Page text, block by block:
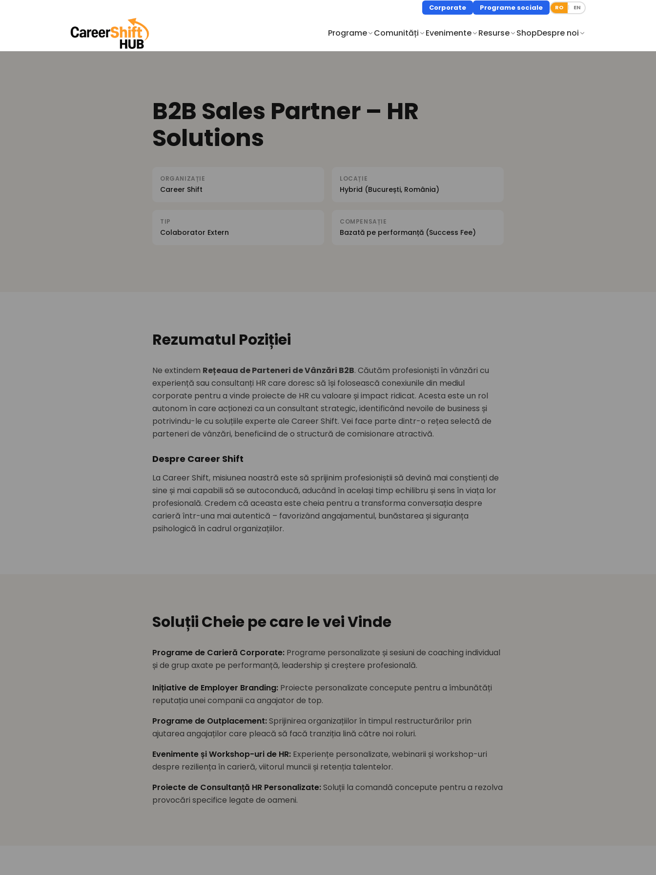
Corporate Programe sociale RO | EN
Programe Comunități Evenimente Resurse ShopDespre noi
B2B Sales Partner – HR
Solutions
ORGANIZAȚIE
Career Shift
LOCAȚIE
Hybrid (București, România)
TIP
Colaborator Extern
COMPENSAȚIE
Bazată pe performanță (Success Fee)
Rezumatul Poziției
Ne extindem Rețeaua de Parteneri de Vânzări B2B. Căutăm profesioniști în vânzări cu
experiență sau consultanți HR care doresc să își folosească conexiunile din mediul
corporate pentru a vinde proiecte de HR cu valoare și impact ridicat. Acesta este un rol
autonom în care acționezi ca un consultant strategic, identificând nevoile de business și
potrivindu-le cu soluțiile experte ale Career Shift. Vei face parte dintr-o rețea selectă de
parteneri de vânzări, beneficiind de o structură de comisionare atractivă.
Despre Career Shift
La Career Shift, misiunea noastră este să sprijinim profesioniștii să devină mai conștienți de
sine și mai capabili să se autoconducă, aducând în același timp echilibru și sens în viața lor
profesională. Credem că aceasta este cheia pentru a transforma conversația despre
carieră într-una mai autentică – favorizând angajamentul, bunăstarea și siguranța
psihologică în cadrul organizațiilor.
Soluții Cheie pe care le vei Vinde
Programe de Carieră Corporate: Programe personalizate și sesiuni de coaching individual
și de grup axate pe performanță, leadership și creștere profesională.
Inițiative de Employer Branding: Proiecte personalizate concepute pentru a îmbunătăți
reputația unei companii ca angajator de top.
Programe de Outplacement:Sprijinirea organizațiilor în timpul restructurărilor prin
ajutarea angajaților care pleacă să facă tranziția lină către noi roluri.
Evenimente și Workshop-uri de HR: Experiențe personalizate, webinarii și workshop-uri
despre reziliența în carieră, viitorul muncii și retenția talentelor.
Proiecte de Consultanță HR Personalizate:Soluții la comandă concepute pentru a rezolva
provocări specifice legate de oameni.